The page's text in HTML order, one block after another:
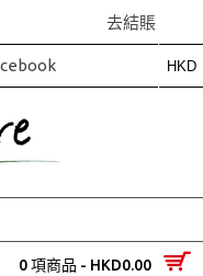
去結賬
HKD
0 項商品 - HKD0.00